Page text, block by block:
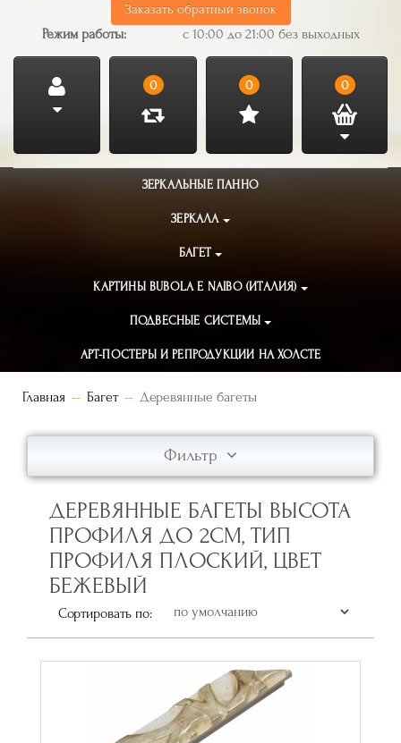
Заказать обратный звонок
Режим работы: с 10:00 до 21:00 без выходных
0 0 0
ЗЕРКАЛЬНЫЕ ПАННО
ЗЕРКАЛА
БАГЕТ
КАРТИНЫ BUBOLA E NAIBO (ИТАЛИЯ)
ПОДВЕСНЫЕ СИСТЕМЫ
АРТ-ПОСТЕРЫ И РЕПРОДУКЦИИ НА ХОЛСТЕ
Главная Багет Деревянные багеты
Фильтр
ДЕРЕВЯННЫЕ БАГЕТЫ ВЫСОТА
ПРОФИЛЯ ДО 2СМ, ТИП
ПРОФИЛЯ ПЛОСКИЙ, ЦВЕТ
БЕЖЕВЫЙ
Сортировать по: